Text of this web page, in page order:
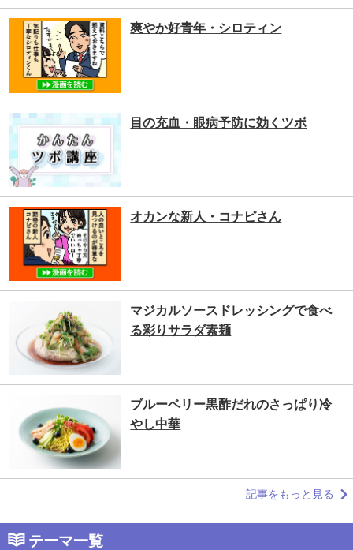
爽やか好青年・シロティン
目の充血・眼病予防に効くツボ
オカンな新人・コナピさん
マジカルソースドレッシングで食べ
る彩りサラダ素麺
ブルーベリー黒酢だれのさっぱり冷
やし中華
記事をもっと見る
テーマ一覧